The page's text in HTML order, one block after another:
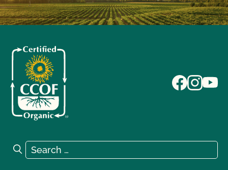
Search for:
Search